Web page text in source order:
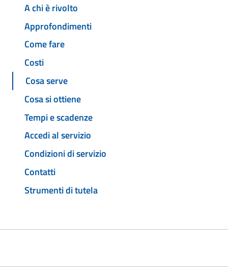
A chi è rivolto
Approfondimenti
Come fare
Costi
Cosa serve
Cosa si ottiene
Tempi e scadenze
Accedi al servizio
Condizioni di servizio
Contatti
Strumenti di tutela